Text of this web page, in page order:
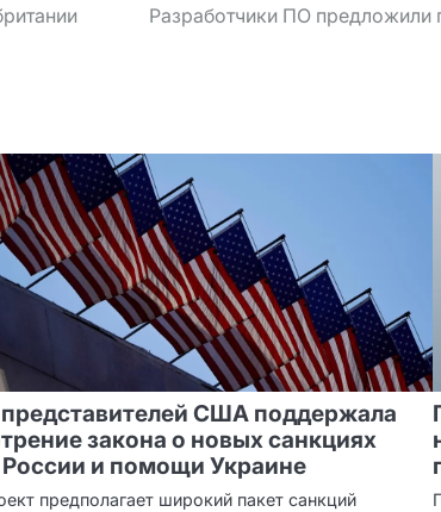
Разработчики ПО предложили
представителей США поддержала
закона о новых санкциях
России и помощи Украине
предполагает широкий пакет санкций